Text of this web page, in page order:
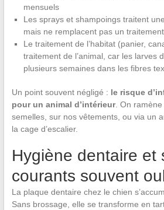
mensuels
Les sprays et shampoings traitent
mais ne remplacent pas un
Le traitement de l’habitat (panier,
traitement de l’animal, car les larves
plusieurs semaines dans les fibres
Un point souvent négligé : le risque
pour un animal d’intérieur. On
semelles, sur nos vêtements, ou via un
la cage d’escalier.
Hygiène dentaire et
courants souvent
La plaque dentaire chez le chien
Sans brossage, elle se transforme en